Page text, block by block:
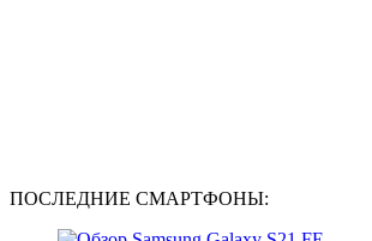
ПОСЛЕДНИЕ СМАРТФОНЫ: